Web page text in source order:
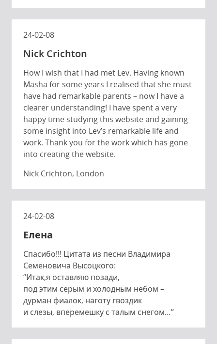
24-02-08
Nick Crichton
How I wish that I had met Lev. Having known
Masha for some years I realised that she must
have had remarkable parents – now I have a
clearer understanding! I have spent a very
happy time studying this website and gaining
some insight into Lev’s remarkable life and
work. Thank you for the work which has gone
into creating the website.
Nick Crichton, London
24-02-08
Елена
Спасибо!!! Цитата из песни Владимира
Семеновича Высоцкого:
“Итак,я оставляю позади,
под этим серым и холодным небом –
дурман фиалок, наготу гвоздик
и слезы, вперемешку с талым снегом…”